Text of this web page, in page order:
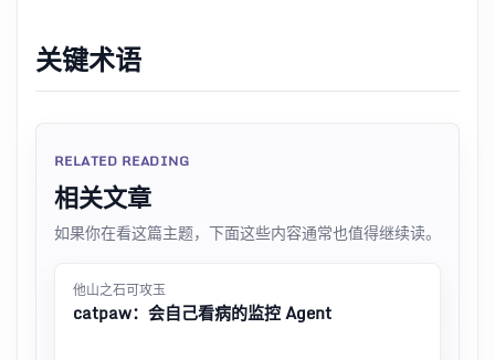
关键术语
RELATED READING
相关文章
如果你在看这篇主题，下面这些内容通常也值得继续读。
他山之石可攻玉
catpaw：会自己看病的监控 Agent